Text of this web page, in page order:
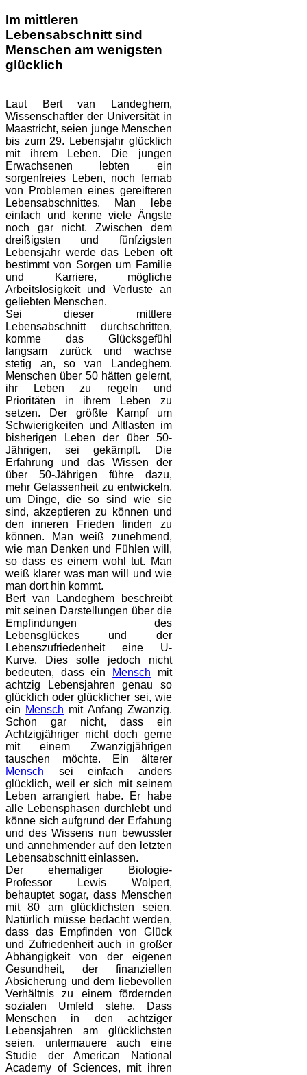
Im mittleren
Lebensabschnitt sind
Menschen am wenigsten
glücklich
Laut Bert van Landeghem,
Wissenschaftler der Universität in
Maastricht, seien junge Menschen
bis zum 29. Lebensjahr glücklich
mit ihrem Leben. Die jungen
Erwachsenen lebten ein
sorgenfreies Leben, noch fernab
von Problemen eines gereifteren
Lebensabschnittes. Man lebe
einfach und kenne viele Ängste
noch gar nicht. Zwischen dem
dreißigsten und fünfzigsten
Lebensjahr werde das Leben oft
bestimmt von Sorgen um Familie
und Karriere, mögliche
Arbeitslosigkeit und Verluste an
geliebten Menschen.
Sei dieser mittlere
Lebensabschnitt durchschritten,
komme das Glücksgefühl
langsam zurück und wachse
stetig an, so van Landeghem.
Menschen über 50 hätten gelernt,
ihr Leben zu regeln und
Prioritäten in ihrem Leben zu
setzen. Der größte Kampf um
Schwierigkeiten und Altlasten im
bisherigen Leben der über 50-
Jährigen, sei gekämpft. Die
Erfahrung und das Wissen der
über 50-Jährigen führe dazu,
mehr Gelassenheit zu entwickeln,
um Dinge, die so sind wie sie
sind, akzeptieren zu können und
den inneren Frieden finden zu
können. Man weiß zunehmend,
wie man Denken und Fühlen will,
so dass es einem wohl tut. Man
weiß klarer was man will und wie
man dort hin kommt.
Bert van Landeghem beschreibt
mit seinen Darstellungen über die
Empfindungen des
Lebensglückes und der
Lebenszufriedenheit eine U-
Kurve. Dies solle jedoch nicht
bedeuten, dass ein
Mensch mit
achtzig Lebensjahren genau so
glücklich oder glücklicher sei, wie
ein Mensch mit Anfang Zwanzig.
Schon gar nicht, dass ein
Achtzigjähriger nicht doch gerne
mit einem Zwanzigjährigen
tauschen möchte. Ein älterer
Mensch sei einfach anders
glücklich, weil er sich mit seinem
Leben arrangiert habe. Er habe
alle Lebensphasen durchlebt und
könne sich aufgrund der Erfahung
und des Wissens nun bewusster
und annehmender auf den letzten
Lebensabschnitt einlassen.
Der ehemaliger Biologie-
Professor Lewis Wolpert,
behauptet sogar, dass Menschen
mit 80 am glücklichsten seien.
Natürlich müsse bedacht werden,
dass das Empfinden von Glück
und Zufriedenheit auch in großer
Abhängigkeit von der eigenen
Gesundheit, der finanziellen
Absicherung und dem liebevollen
Verhältnis zu einem fördernden
sozialen Umfeld stehe. Dass
Menschen in den achtziger
Lebensjahren am glücklichsten
seien, untermauere auch eine
Studie der American National
Academy of Sciences, mit ihren